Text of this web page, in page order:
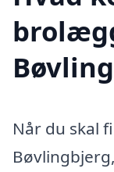
Når du skal